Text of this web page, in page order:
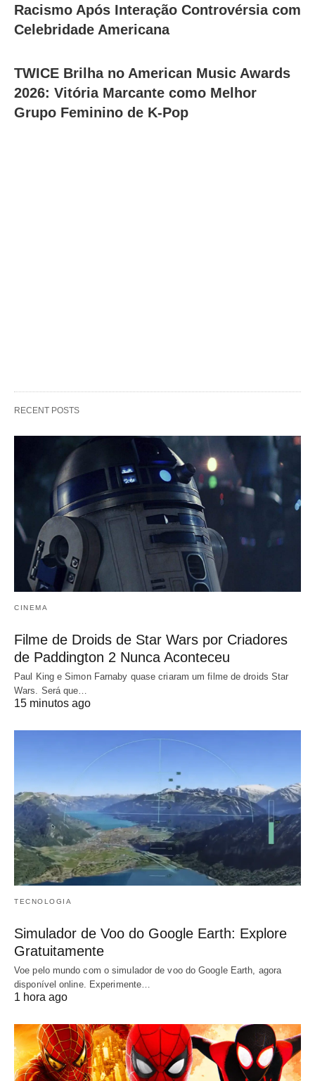
Racismo Após Interação Controvérsia com
Celebridade Americana
TWICE Brilha no American Music Awards
2026: Vitória Marcante como Melhor
Grupo Feminino de K-Pop
RECENT POSTS
CINEMA
Filme de Droids de Star Wars por Criadores
de Paddington 2 Nunca Aconteceu
Paul King e Simon Farnaby quase criaram um filme de droids Star
Wars. Será que…
15 minutos ago
TECNOLOGIA
Simulador de Voo do Google Earth: Explore
Gratuitamente
Voe pelo mundo com o simulador de voo do Google Earth, agora
disponível online. Experimente…
1 hora ago